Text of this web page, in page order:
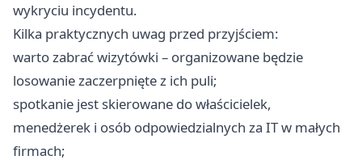
wykryciu incydentu.
Kilka praktycznych uwag przed przyjściem:
warto zabrać wizytówki – organizowane będzie
losowanie zaczerpnięte z ich puli;
spotkanie jest skierowane do właścicielek,
menedżerek i osób odpowiedzialnych za IT w małych
firmach;